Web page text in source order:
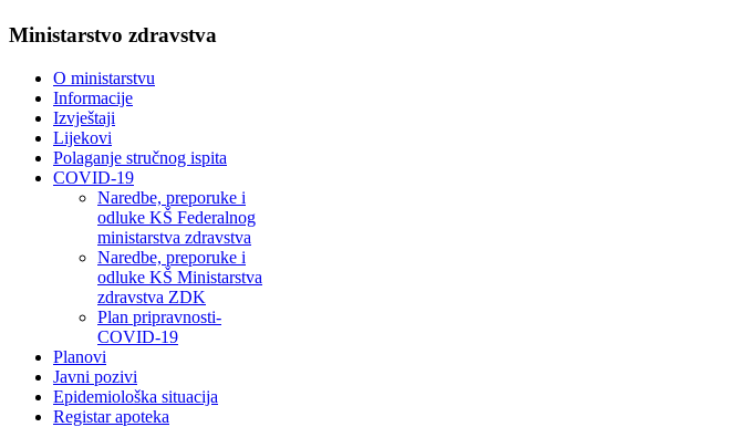
Ministarstvo zdravstva
O ministarstvu
Informacije
Izvještaji
Lijekovi
Polaganje stručnog ispita
COVID-19
Naredbe, preporuke i
odluke KŠ Federalnog
ministarstva zdravstva
Naredbe, preporuke i
odluke KŠ Ministarstva
zdravstva ZDK
Plan pripravnosti-
COVID-19
Planovi
Javni pozivi
Epidemiološka situacija
Registar apoteka